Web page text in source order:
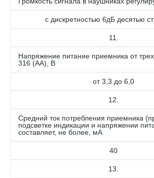
с дискретностью 6дБ десятью
11.
Напряжение питание приемника от
316 (АА), В
от 3,3 до 6,0
12.
Средний ток потребления приемника
подсветке индикации и напряжении
составляет, не более, мА
40
13.